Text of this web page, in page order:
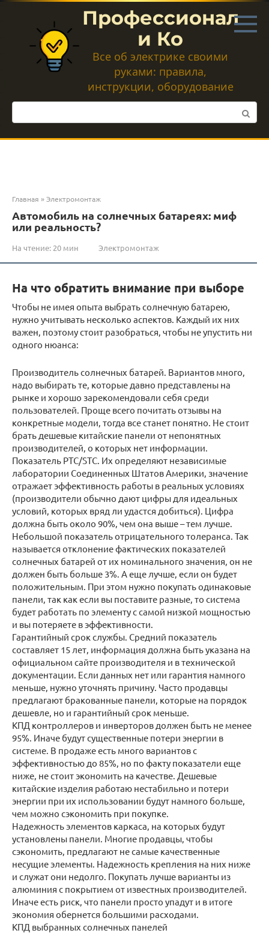
Перейти
контенту
Профессионал
и Ко
Все об электрике своими
руками: правила,
инструкции, оборудование
Поиск:
Главная »Электромонтаж
Автомобиль на солнечных батареях: миф
или реальность?
На чтение: 20 мин Электромонтаж
На что обратить внимание при выборе
Чтобы не имея опыта выбрать солнечную батарею,
нужно учитывать несколько аспектов. Каждый их них
важен, поэтому стоит разобраться, чтобы не упустить ни
одного нюанса:
Производитель солнечных батарей. Вариантов много,
надо выбирать те, которые давно представлены на
рынке и хорошо зарекомендовали себя среди
пользователей. Проще всего почитать отзывы на
конкретные модели, тогда все станет понятно. Не стоит
брать дешевые китайские панели от непонятных
производителей, о которых нет информации.
Показатель PTC/STC. Их определяют независимые
лаборатории Соединенных Штатов Америки, значение
отражает эффективность работы в реальных условиях
(производители обычно дают цифры для идеальных
условий, которых вряд ли удастся добиться). Цифра
должна быть около 90%, чем она выше – тем лучше.
Небольшой показатель отрицательного толеранса. Так
называется отклонение фактических показателей
солнечных батарей от их номинального значения, он не
должен быть больше 3%. А еще лучше, если он будет
положительным. При этом нужно покупать одинаковые
панели, так как если вы поставите разные, то система
будет работать по элементу с самой низкой мощностью
и вы потеряете в эффективности.
Гарантийный срок службы. Средний показатель
составляет 15 лет, информация должна быть указана на
официальном сайте производителя и в технической
документации. Если данных нет или гарантия намного
меньше, нужно уточнять причину. Часто продавцы
предлагают бракованные панели, которые на порядок
дешевле, но и гарантийный срок меньше.
КПД контроллеров и инверторов должен быть не менее
95%. Иначе будут существенные потери энергии в
системе. В продаже есть много вариантов с
эффективностью до 85%, но по факту показатели еще
ниже, не стоит экономить на качестве. Дешевые
китайские изделия работаю нестабильно и потери
энергии при их использовании будут намного больше,
чем можно сэкономить при покупке.
Надежность элементов каркаса, на которых будут
установлены панели. Многие продавцы, чтобы
сэкономить, предлагают не самые качественные
несущие элементы. Надежность крепления на них ниже
и служат они недолго. Покупать лучше варианты из
алюминия с покрытием от известных производителей.
Иначе есть риск, что панели просто упадут и в итоге
экономия обернется большими расходами.
КПД выбранных солнечных панелей